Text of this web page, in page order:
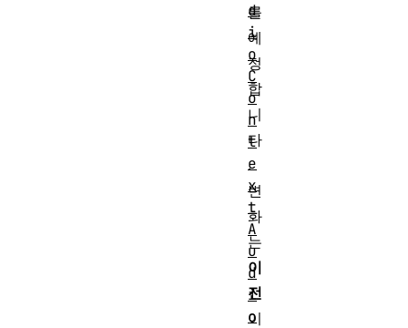
를
예
정
합
니
다
.
변
화
는
이
전
이
d
i
o
C
o
n
t
e
x
t
A
u
d
i
o